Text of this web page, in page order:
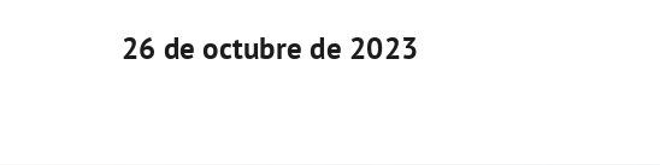
26 de octubre de 2023